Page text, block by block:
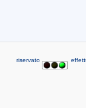
riservato